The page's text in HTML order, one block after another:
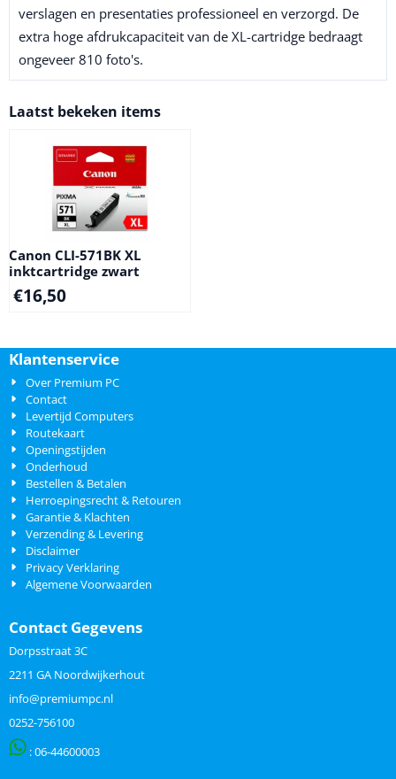
verslagen en presentaties professioneel en verzorgd. De
extra hoge afdrukcapaciteit van de XL-cartridge bedraagt
ongeveer 810 foto's.
Laatst bekeken items
Canon CLI-571BK XL
inktcartridge zwart
€16,50
Klantenservice
Over Premium PC
Contact
Levertijd Computers
Routekaart
Openingstijden
Onderhoud
Bestellen & Betalen
Herroepingsrecht & Retouren
Garantie & Klachten
Verzending & Levering
Disclaimer
Privacy Verklaring
Algemene Voorwaarden
Contact Gegevens
Dorpsstraat 3C
2211 GA Noordwijkerhout
info@premiumpc.nl
0252-756100
: 06-44600003